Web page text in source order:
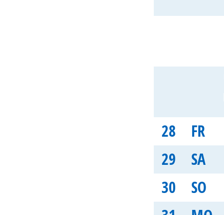
28
FR
29
SA
30
SO